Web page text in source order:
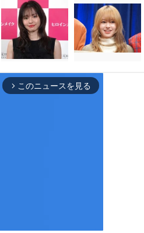
arrow_forward_ios このニュースを見る